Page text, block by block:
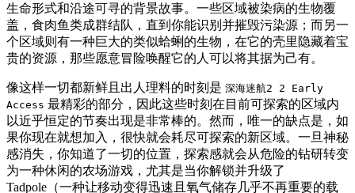
生命形式和沿途可寻的背景故事。一些区域被染病的生物覆
盖，食肉鱼类成群结队，直到你能识别并摧毁污染源；而另一
个区域则有一种巨大的类似蛤蜊的生物，在它的壳里隐藏着宝
贵的资源，那些愿意冒险唤醒它的人可以将其据为己有。
像这样一切都新鲜且出人理料的时刻是 深海迷航2 2 Early
Access 最精彩的部分，因此这些时刻在目前可探索的区域内
以近乎恒定的节奏出现是非常棒的。然而，唯一的缺点是，如
果你现在就想加入，很快就会耗尽可探索的新区域。一旦神秘
感消失，你知道了一切的位置，探索感就会从危险的钻研转变
为一种休闲的农场游戏，尤其是当你解锁并升级了
Tadpole（一种让移动变得迅速且氧气储存几乎不再重要的载